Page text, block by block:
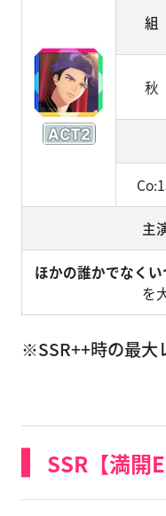
組
秋
主
ほかの誰かでなく
を
※SSR++時の最大
SSR【満開